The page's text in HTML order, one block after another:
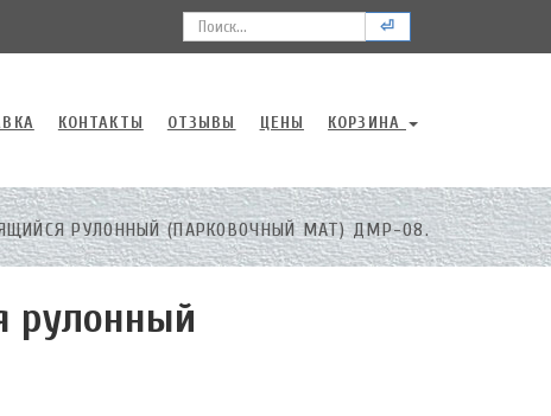
⏎
КОНТАКТЫ ОТЗЫВЫ ЦЕНЫ КОРЗИНА
РУЛОННЫЙ (ПАРКОВОЧНЫЙ МАТ) ДМР-08.
рулонный